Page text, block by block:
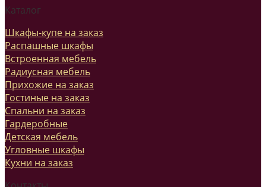
Каталог
Шкафы-купе на заказ
Распашные шкафы
Встроенная мебель
Радиусная мебель
Прихожие на заказ
Гостиные на заказ
Спальни на заказ
Гардеробные
Детская мебель
Угловные шкафы
Кухни на заказ